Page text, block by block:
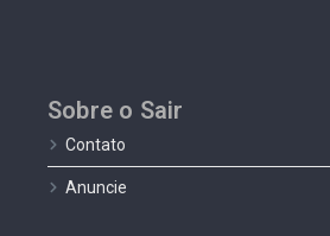
Sobre o Sair
Contato
Anuncie